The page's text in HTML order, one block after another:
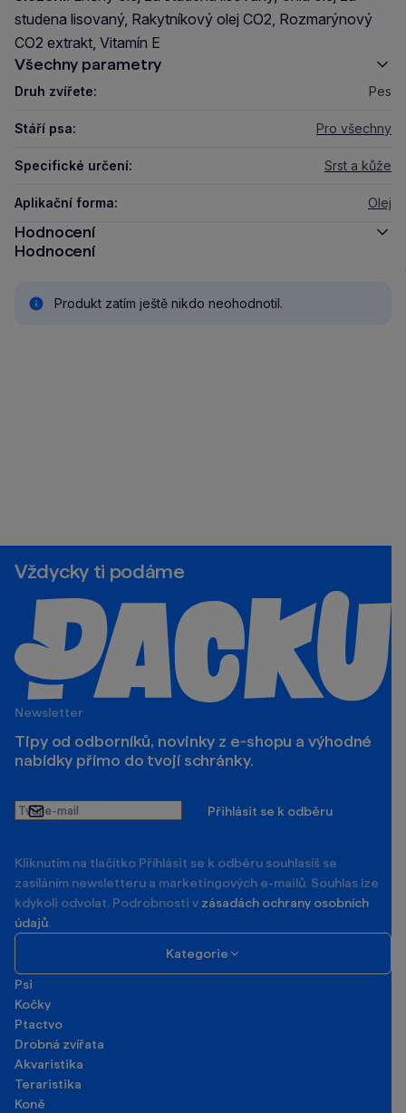
studena lisovaný, Rakytníkový olej CO2, Rozmarýnový
CO2 extrakt, Vitamín E
Všechny parametry
Druh zvířete: Pes
Stáří psa: Pro všechny
Specifické určení: Srst a kůže
Aplikační forma: Olej
Hodnocení
Hodnocení
Produkt zatím ještě nikdo neohodnotil.
Vždycky ti podáme
Newsletter
Tipy od odborníků, novinky z e‑shopu a výhodné
nabídky přímo do tvojí schránky.
Tvůj
e-
Přihlásit se k odběru
Kliknutím na tlačítko Příhlásit se k odběru souhlasíš se
zasíláním newsletteru a marketingových e-mailů. Souhlas lze
kdykoli odvolat. Podrobnosti v zásadách ochrany osobních
údajů.
Kategorie
Psi
Kočky
Ptactvo
Drobná zvířata
Akvaristika
Teraristika
Koně